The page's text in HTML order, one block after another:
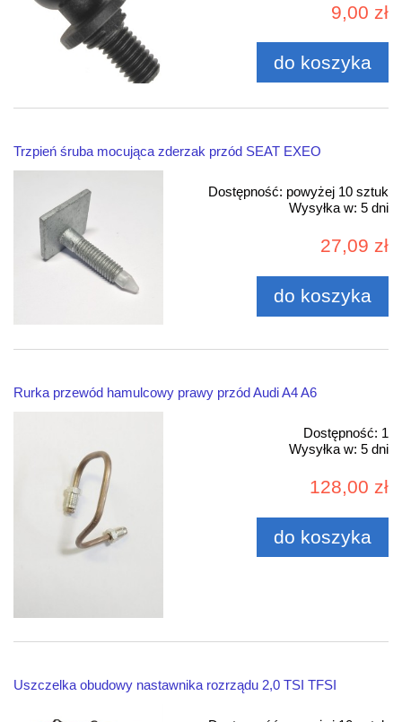
9,00 zł
do koszyka
Trzpień śruba mocująca zderzak przód SEAT EXEO
Dostępność: powyżej 10 sztuk
Wysyłka w: 5 dni
27,09 zł
do koszyka
Rurka przewód hamulcowy prawy przód Audi A4 A6
Dostępność: 1
Wysyłka w: 5 dni
128,00 zł
do koszyka
Uszczelka obudowy nastawnika rozrządu 2,0 TSI TFSI